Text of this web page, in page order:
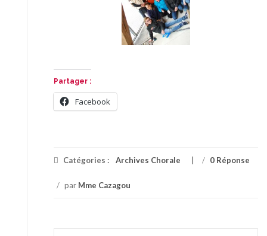
Partager :
Facebook
Catégories : Archives Chorale / 0 Réponse
/ par Mme Cazagou